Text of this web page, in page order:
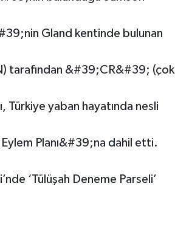
Gland kentinde bulunan
tarafından &#39;CR&#39; (çok
Türkiye yaban hayatında nesli
Planı&#39;na dahil etti.
‘Tülüşah Deneme Parseli’